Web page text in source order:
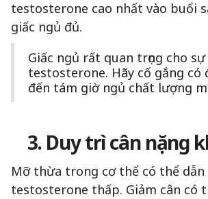
testosterone cao nhất vào buổi
giấc ngủ đủ.
Giấc ngủ rất quan trọng cho
testosterone. Hãy cố gắng có
đến tám giờ ngủ chất lượng
3. Duy trì cân nặng
Mỡ thừa trong cơ thể có thể dẫn
testosterone thấp. Giảm cân có